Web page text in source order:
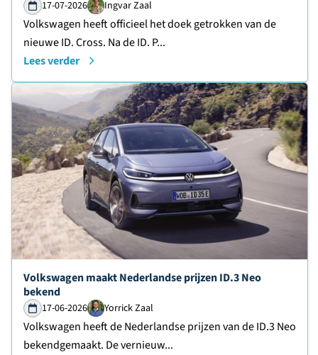
17-07-2026 Ingvar Zaal
Volkswagen heeft officieel het doek getrokken van de
nieuwe ID. Cross. Na de ID. P...
Lees verder
Lees verder over
Volkswagen maakt Nederlandse prijzen ID.3 Neo
bekend
17-06-2026 Yorrick Zaal
Volkswagen heeft de Nederlandse prijzen van de ID.3 Neo
bekendgemaakt. De vernieuw...